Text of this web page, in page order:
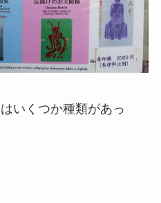
いくつか種類があっ